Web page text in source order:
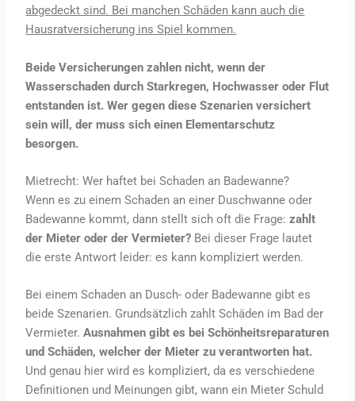
abgedeckt sind. Bei manchen Schäden kann auch die
Hausratversicherung ins Spiel kommen.
Beide Versicherungen zahlen nicht, wenn der
Wasserschaden durch Starkregen, Hochwasser oder Flut
entstanden ist. Wer gegen diese Szenarien versichert
sein will, der muss sich einen Elementarschutz
besorgen.
Mietrecht: Wer haftet bei Schaden an Badewanne?
Wenn es zu einem Schaden an einer Duschwanne oder
Badewanne kommt, dann stellt sich oft die Frage:zahlt
der Mieter oder der Vermieter? Bei dieser Frage lautet
die erste Antwort leider: es kann kompliziert werden.
Bei einem Schaden an Dusch- oder Badewanne gibt es
beide Szenarien. Grundsätzlich zahlt Schäden im Bad der
Vermieter.Ausnahmen gibt es bei Schönheitsreparaturen
und Schäden, welcher der Mieter zu verantworten hat.
Und genau hier wird es kompliziert, da es verschiedene
Definitionen und Meinungen gibt, wann ein Mieter Schuld